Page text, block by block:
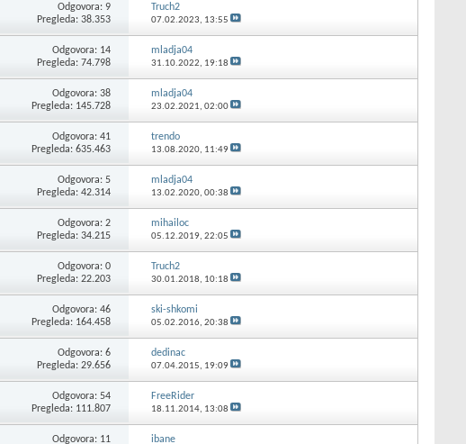
Odgovora:9
Pregleda: 38.353
Truch2
07.02.2023, 13:55
Odgovora: 14
Pregleda: 74.798
mladja04
31.10.2022, 19:18
Odgovora:38
Pregleda: 145.728
mladja04
23.02.2021, 02:00
Odgovora:41
Pregleda: 635.463
trendo
13.08.2020, 11:49
Odgovora:5
Pregleda: 42.314
mladja04
13.02.2020, 00:38
Odgovora:2
Pregleda: 34.215
mihailoc
05.12.2019, 22:05
Odgovora:0
Pregleda: 22.203
Truch2
30.01.2018, 10:18
Odgovora:46
Pregleda: 164.458
ski-shkomi
05.02.2016, 20:38
Odgovora:6
Pregleda: 29.656
dedinac
07.04.2015, 19:09
Odgovora:54
Pregleda: 111.807
FreeRider
18.11.2014, 13:08
Odgovora: 11
ibane